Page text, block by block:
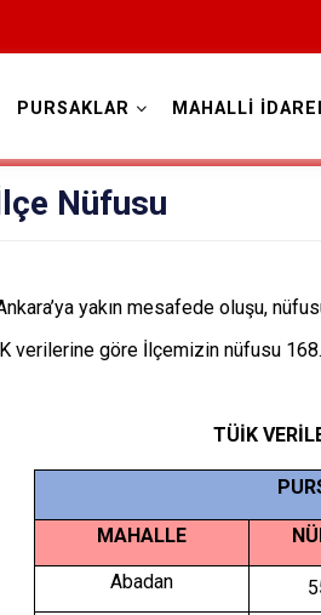
PURSAKLAR MAHALLİ
Nüfusu
yakın mesafede oluşu,
verilerine göre İlçemizin nüfusu
TÜİK
MAHALLE
Abadan